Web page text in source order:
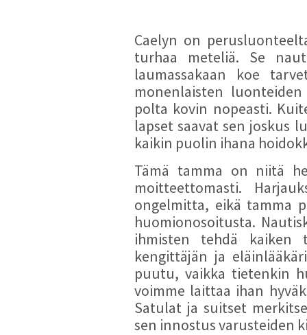
Caelyn on
turhaa meteliä. Se
laumassakaan koe
monenlaisten
polta kovin nopeasti.
lapset saavat sen joskus
kaikin puolin ihana
Tämä tamma on niitä
moitteettomasti.
ongelmitta, eikä tamma
huomionosoitusta.
ihmisten tehdä kaiken
kengittäjän ja
puutu, vaikka tietenkin
voimme laittaa ihan
Satulat ja suitset
sen innostus varusteiden